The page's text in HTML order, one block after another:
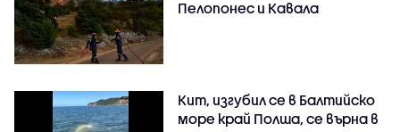
Пелопонес и Кавала
Кит, изгубил се в Балтийско
море край Полша, се върна в